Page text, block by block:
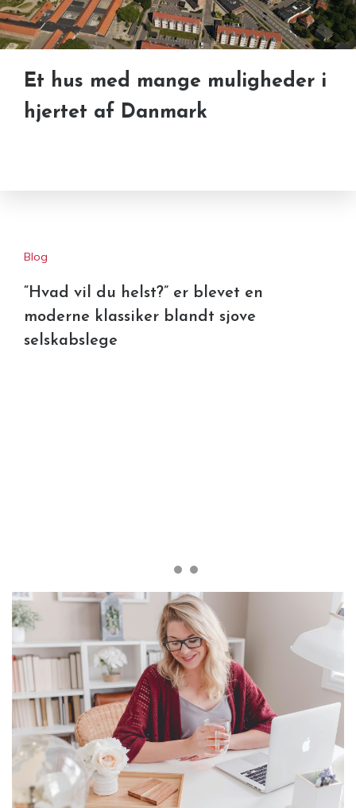
Et hus med mange muligheder i
hjertet af Danmark
Blog
“Hvad vil du helst?” er blevet en
moderne klassiker blandt sjove
selskabslege